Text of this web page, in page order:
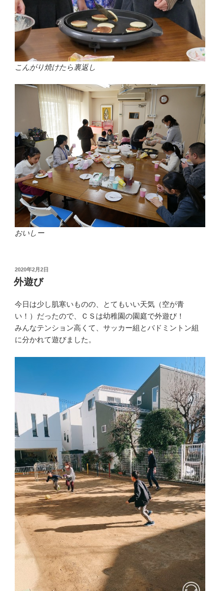
こんがり焼けたら裏返し
おいしー
投
稿
日:
2020年2月2日
外遊び
今日は少し肌寒いものの、とてもいい天気（空が青
い！）だったので、ＣＳは幼稚園の園庭で外遊び！
みんなテンション高くて、サッカー組とバドミントン組
に分かれて遊びました。